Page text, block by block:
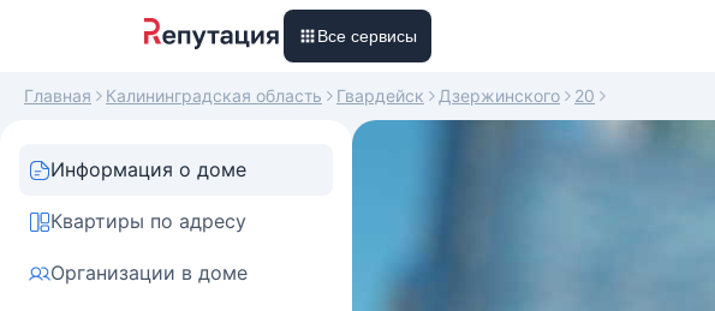
Все сервисы
Главная Калининградская область Гвардейск Дзержинского 20
Информация о доме
Квартиры по адресу
Организации в доме